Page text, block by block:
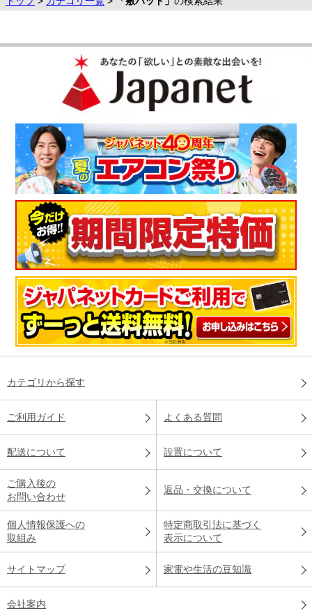
カテゴリから探す
ご利用ガイド よくある質問
配送について 設置について
ご購入後の
お問い合わせ
返品・交換について
個人情報保護への
取組み
特定商取引法に基づく
表示について
サイトマップ 家電や生活の豆知識
会社案内